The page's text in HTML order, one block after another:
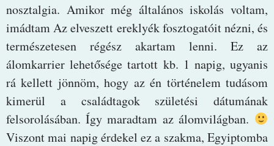
nosztalgia. Amikor még általános iskolás voltam,
imádtam Az elveszett ereklyék fosztogatóit nézni, és
természetesen régész akartam lenni. Ez az
álomkarrier lehetősége tartott kb. 1 napig, ugyanis
rá kellett jönnöm, hogy az én történelem tudásom
kimerül a családtagok születési dátumának
felsorolásában. Így maradtam az álomvilágban.
Viszont mai napig érdekel ez a szakma, Egyiptomba